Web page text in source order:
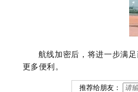
航线加密后，将进一步满
更多便利。
推荐给朋友：